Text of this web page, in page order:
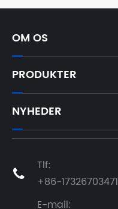
OM OS
PRODUKTER
NYHEDER

Tlf:
+86-17326703471
E-mail: